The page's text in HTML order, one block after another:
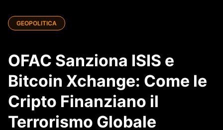
GEOPOLITICA
OFAC Sanziona ISIS e
Bitcoin Xchange: Come le
Cripto Finanziano il
Terrorismo Globale